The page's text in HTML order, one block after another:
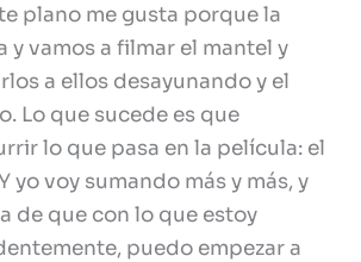
plano me gusta porque la
y vamos a filmar el mantel y
a ellos desayunando y el
Lo que sucede es que
lo que pasa en la película: el
yo voy sumando más y más, y
de que con lo que estoy
puedo empezar a